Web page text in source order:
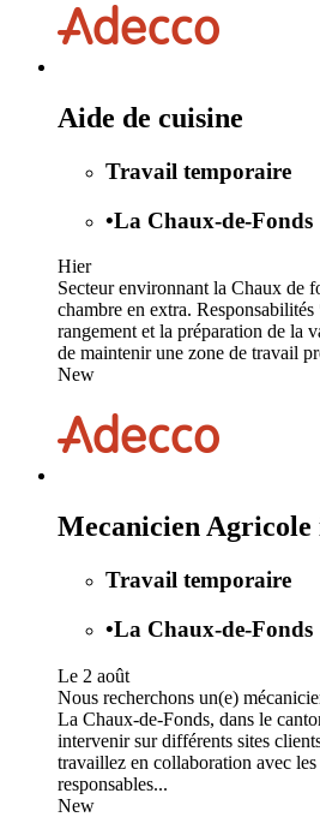
Aide de cuisine
Travail temporaire
•La Chaux-de-Fonds
Hier
Secteur environnant la Chaux de
chambre en extra.
rangement et la préparation de la
de maintenir une zone de travail
New
Mecanicien
Travail temporaire
•La Chaux-de-Fonds
Le 2 août
Nous recherchons un(e)
La Chaux-de-Fonds, dans le
intervenir sur différents sites
travaillez en collaboration avec
responsables...
New